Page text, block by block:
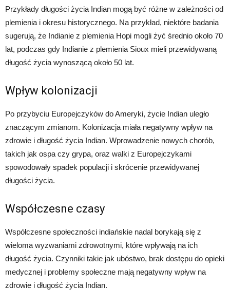
Przykłady długości życia Indian mogą być różne w zależności od
plemienia i okresu historycznego. Na przykład, niektóre badania
sugerują, że Indianie z plemienia Hopi mogli żyć średnio około 70
lat, podczas gdy Indianie z plemienia Sioux mieli przewidywaną
długość życia wynoszącą około 50 lat.
Wpływ kolonizacji
Po przybyciu Europejczyków do Ameryki, życie Indian uległo
znaczącym zmianom. Kolonizacja miała negatywny wpływ na
zdrowie i długość życia Indian. Wprowadzenie nowych chorób,
takich jak ospa czy grypa, oraz walki z Europejczykami
spowodowały spadek populacji i skrócenie przewidywanej
długości życia.
Współczesne czasy
Współczesne społeczności indiańskie nadal borykają się z
wieloma wyzwaniami zdrowotnymi, które wpływają na ich
długość życia. Czynniki takie jak ubóstwo, brak dostępu do opieki
medycznej i problemy społeczne mają negatywny wpływ na
zdrowie i długość życia Indian.